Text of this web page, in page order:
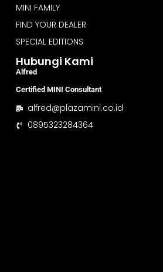
MINI FAMILY
FIND YOUR DEALER
SPECIAL EDITIONS
Hubungi Kami
Alfred
Certified MINI Consultant
alfred@plazamini.co.id
0895323284364